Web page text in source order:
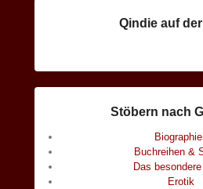
Qindie auf
Stöbern nach
Buchreihen &
Das
Erotik